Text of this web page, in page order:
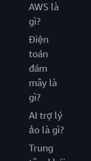
AWS là
gì?
Điện
toán
đám
mây là
gì?
AI trợ lý
ảo là gì?
Trung